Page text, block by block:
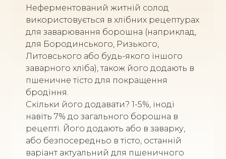
Неферментований житній солод
використовується в хлібних рецептурах
для заварювання борошна (наприклад,
для Бородинського, Ризького,
Литовського або будь-якого іншого
заварного хліба), також його додають в
пшеничне тісто для покращення
бродіння.
Скільки його додавати? 1-5%, іноді
навіть 7% до загального борошна в
рецепті. Його додають або в заварку,
або безпосередньо в тісто, останній
варіант актуальний для пшеничного